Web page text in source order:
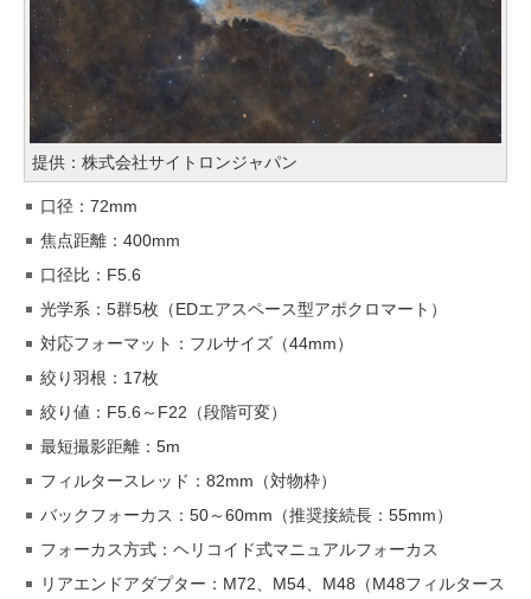
提供：株式会社サイトロンジャパン
口径：72mm
焦点距離：400mm
口径比：F5.6
光学系：5群5枚（EDエアスペース型アポクロマート）
対応フォーマット：フルサイズ（44mm）
絞り羽根：17枚
絞り値：F5.6～F22（段階可変）
最短撮影距離：5m
フィルタースレッド：82mm（対物枠）
バックフォーカス：50～60mm（推奨接続長：55mm）
フォーカス方式：ヘリコイド式マニュアルフォーカス
リアエンドアダプター：M72、M54、M48（M48フィルタース